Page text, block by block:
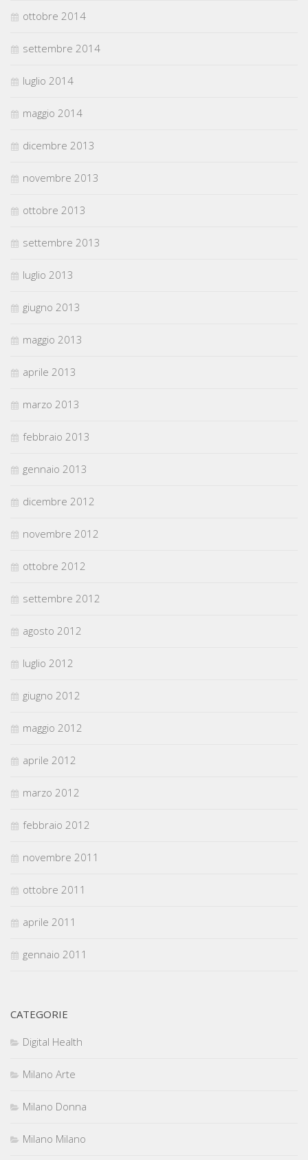
ottobre 2014
settembre 2014
luglio 2014
maggio 2014
dicembre 2013
novembre 2013
ottobre 2013
settembre 2013
luglio 2013
giugno 2013
maggio 2013
aprile 2013
marzo 2013
febbraio 2013
gennaio 2013
dicembre 2012
novembre 2012
ottobre 2012
settembre 2012
agosto 2012
luglio 2012
giugno 2012
maggio 2012
aprile 2012
marzo 2012
febbraio 2012
novembre 2011
ottobre 2011
aprile 2011
gennaio 2011
CATEGORIE
Digital Health
Milano Arte
Milano Donna
Milano Milano